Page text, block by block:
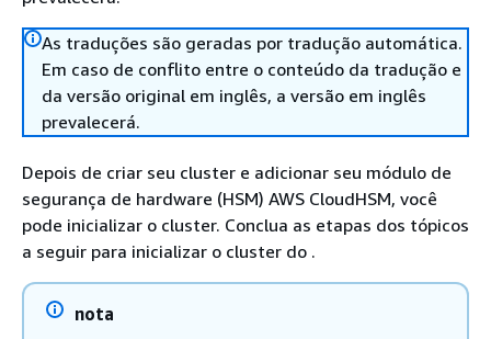
As traduções são geradas por tradução automática.
Em caso de conflito entre o conteúdo da tradução e
da versão original em inglês, a versão em inglês
prevalecerá.
Depois de criar seu cluster e adicionar seu módulo de
segurança de hardware (HSM) AWS CloudHSM, você
pode inicializar o cluster. Conclua as etapas dos tópicos
a seguir para inicializar o cluster do .
nota